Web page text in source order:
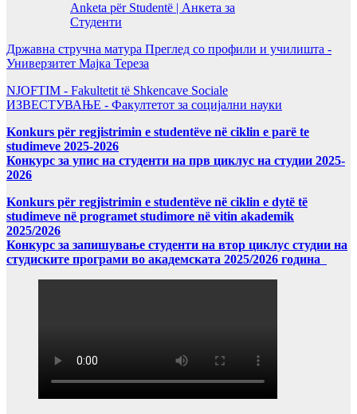
Anketa për Studentë | Анкета за
Студенти
Државна стручна матура Преглед со профили и училишта -
Универзитет Мајка Тереза
NJOFTIM - Fakultetit të Shkencave Sociale
ИЗВЕСТУВАЊЕ - Факултетот за социјални науки
Konkurs për regjistrimin e studentëve në ciklin e parë te
studimeve 2025-2026
Конкурс за упис на студенти на прв циклус на студии 2025-
2026
Konkurs për regjistrimin e studentëve në ciklin e dytë të
studimeve në programet studimore në vitin akademik
2025/2026
Конкурс за запишување студенти на втор циклус студии на
студиските програми во академската 2025/2026 година